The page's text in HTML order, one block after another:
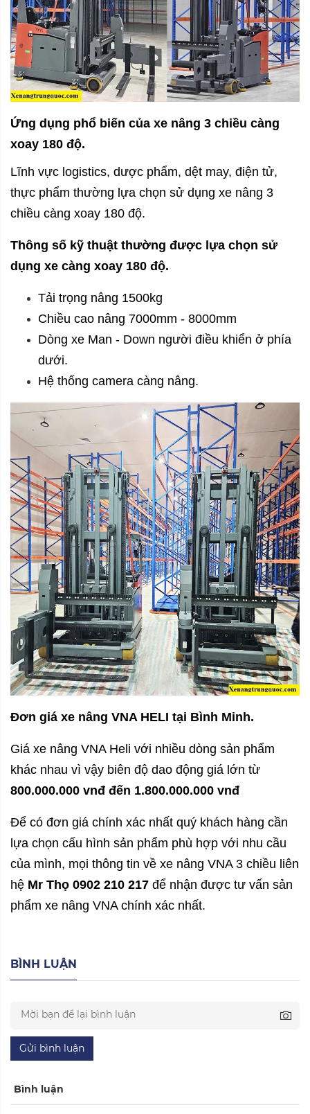
Ứng dụng phổ biến của xe nâng 3 chiều càng
xoay 180 độ.
Lĩnh vực logistics, dược phẩm, dệt may, điện tử,
thực phẩm thường lựa chọn sử dụng xe nâng 3
chiều càng xoay 180 độ.
Thông số kỹ thuật thường được lựa chọn sử
dụng xe càng xoay 180 độ.
Tải trọng nâng 1500kg
Chiều cao nâng 7000mm - 8000mm
Dòng xe Man - Down người điều khiển ở phía
dưới.
Hệ thống camera càng nâng.
Đơn giá xe nâng VNA HELI tại Bình Minh.
Giá xe nâng VNA Heli với nhiều dòng sản phẩm
khác nhau vì vậy biên độ dao động giá lớn từ
800.000.000 vnđ đến 1.800.000.000 vnđ
Để có đơn giá chính xác nhất quý khách hàng cần
lựa chọn cấu hình sản phẩm phù hợp với nhu cầu
của mình, mọi thông tin về xe nâng VNA 3 chiều liên
hệ Mr Thọ 0902 210 217 để nhận được tư vấn sản
phẩm xe nâng VNA chính xác nhất.
BÌNH LUẬN
Gửi bình luận
Bình luận